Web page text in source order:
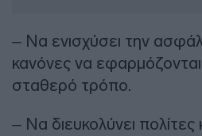
– Να ενισχύσει την
κανόνες να
σταθερό τρόπο.
– Να διευκολύνει πολίτες